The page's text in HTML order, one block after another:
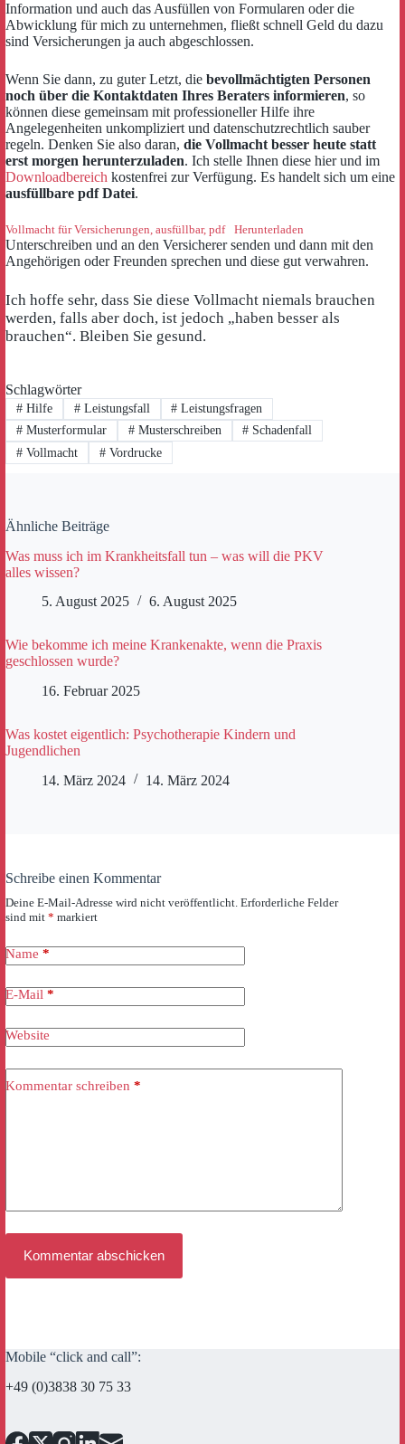
Information und auch das Ausfüllen von Formularen oder die
Abwicklung für mich zu unternehmen, fließt schnell Geld du dazu
sind Versicherungen ja auch abgeschlossen.
Wenn Sie dann, zu guter Letzt, die bevollmächtigten Personen
noch über die Kontaktdaten Ihres Beraters informieren, so
können diese gemeinsam mit professioneller Hilfe ihre
Angelegenheiten unkompliziert und datenschutzrechtlich sauber
regeln. Denken Sie also daran, die Vollmacht besser heute statt
erst morgen herunterzuladen. Ich stelle Ihnen diese hier und im
Downloadbereich kostenfrei zur Verfügung. Es handelt sich um eine
ausfüllbare pdf Datei.
Vollmacht für Versicherungen, ausfüllbar, pdf Herunterladen
Unterschreiben und an den Versicherer senden und dann mit den
Angehörigen oder Freunden sprechen und diese gut verwahren.
Ich hoffe sehr, dass Sie diese Vollmacht niemals brauchen
werden, falls aber doch, ist jedoch „haben besser als
brauchen“. Bleiben Sie gesund.
Schlagwörter
#Hilfe #Leistungsfall # Leistungsfragen
#Musterformular #Musterschreiben # Schadenfall
#Vollmacht #Vordrucke
Ähnliche Beiträge
Was muss ich im Krankheitsfall tun – was will die PKV
alles wissen?
5. August 2025
6. August 2025
Wie bekomme ich meine Krankenakte, wenn die Praxis
geschlossen wurde?
16. Februar 2025
Was kostet eigentlich: Psychotherapie Kindern und
Jugendlichen
14. März 2024
14. März 2024
Schreibe einen Kommentar
Deine E-Mail-Adresse wird nicht veröffentlicht. Erforderliche Felder
sind mit * markiert
Name *
E-Mail *
Website
Kommentar schreiben *
Kommentar abschicken
Mobile “click and call”:
+49 (0)3838 30 75 33